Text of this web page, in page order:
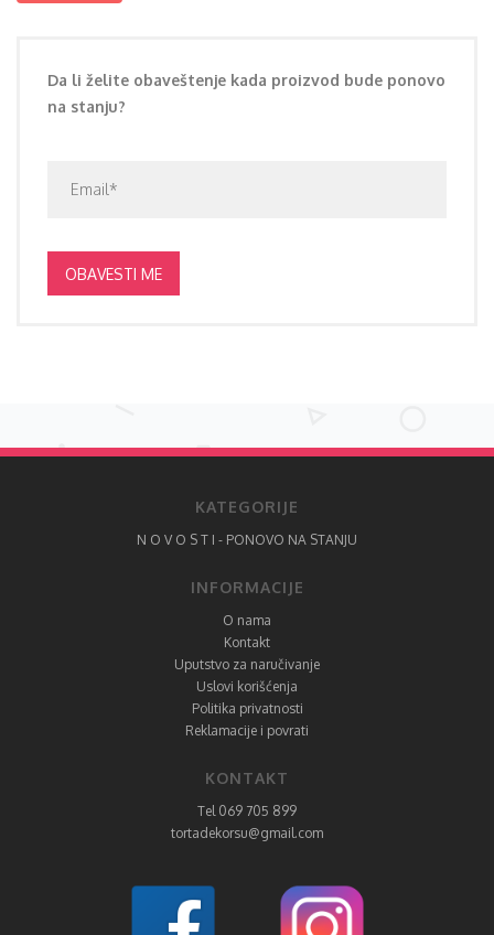
Da li želite obaveštenje kada proizvod bude ponovo
na stanju?
OBAVESTI ME
KATEGORIJE
N O V O S T I - PONOVO NA STANJU
INFORMACIJE
O nama
Kontakt
Uputstvo za naručivanje
Uslovi korišćenja
Politika privatnosti
Reklamacije i povrati
KONTAKT
Tel 069 705 899
tortadekorsu@gmail.com